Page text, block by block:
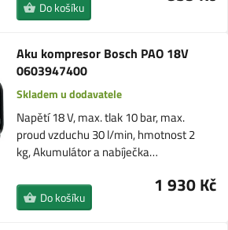
Do košíku
Aku kompresor Bosch PAO 18V
0603947400
Skladem u dodavatele
Napětí 18 V, max. tlak 10 bar, max.
proud vzduchu 30 l/min, hmotnost 2
kg, Akumulátor a nabíječka…
1 930 Kč
Do košíku